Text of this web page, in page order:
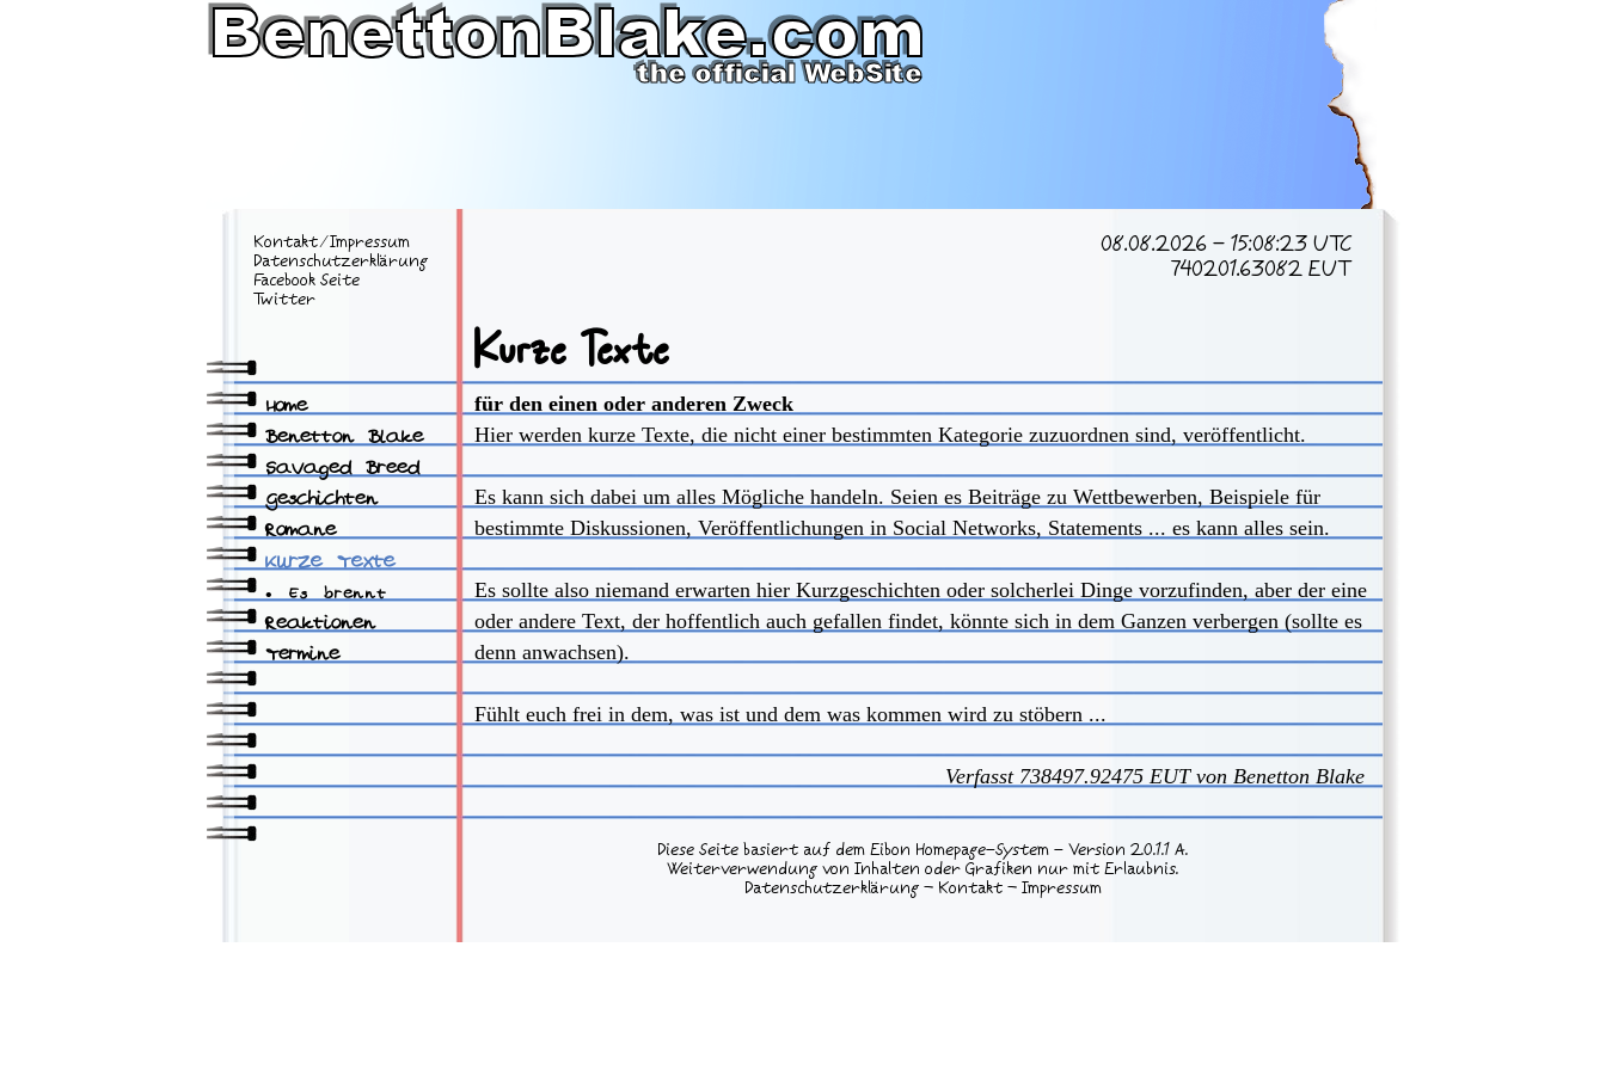
Kontakt⁄Impressum
Datenschutzerklärung
Facebook Seite
Twitter
Kurze Texte
08.08.2026 - 15:08:23 UTC
740201.63082 EUT
Home
Benetton Blake
Savaged Breed
Geschichten
Romane
Kurze Texte
•Es brennt
Reaktionen
Termine
für den einen oder anderen Zweck
Hier werden kurze Texte, die nicht einer bestimmten Kategorie zuzuordnen sind, veröffentlicht.
Es kann sich dabei um alles Mögliche handeln. Seien es Beiträge zu Wettbewerben, Beispiele für
bestimmte Diskussionen, Veröffentlichungen in Social Networks, Statements ... es kann alles sein.
Es sollte also niemand erwarten hier Kurzgeschichten oder solcherlei Dinge vorzufinden, aber der eine
oder andere Text, der hoffentlich auch gefallen findet, könnte sich in dem Ganzen verbergen (sollte es
denn anwachsen).
Fühlt euch frei in dem, was ist und dem was kommen wird zu stöbern ...
Verfasst 738497.92475 EUT von Benetton Blake
Diese Seite basiert auf dem Eibon Homepage-System - Version 2.0.1.1 A.
Weiterverwendung von Inhalten oder Grafiken nur mit Erlaubnis.
Datenschutzerklärung— Kontakt— Impressum